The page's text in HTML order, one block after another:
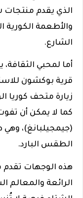
الذي يقدم منتجات
والأطعمة الكورية
الشارع.
أما لمحبي الثقافة،
قرية بوكشون
زيارة متحف كوريا
كما لا يمكن أن
(جيمجيلبانغ)، وهي
الطقس البارد.
هذه الوجهات تقدم
الرائعة